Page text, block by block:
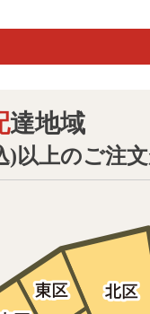
配達地域
)以上のご注